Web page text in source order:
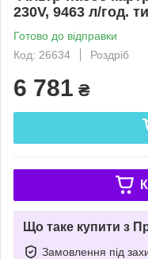
230V, 9463 л/год.
Готово до відправки
Код: 26634
Роздріб
6 781 ₴
Що таке купити з
Замовлення під